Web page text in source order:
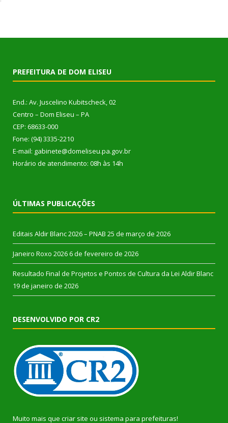
PREFEITURA DE DOM ELISEU
End.: Av. Juscelino Kubitscheck, 02
Centro – Dom Eliseu – PA
CEP: 68633-000
Fone: (94) 3335-2210
E-mail: gabinete@domeliseu.pa.gov.br
Horário de atendimento: 08h às 14h
ÚLTIMAS PUBLICAÇÕES
Editais Aldir Blanc 2026 – PNAB 25 de março de 2026
Janeiro Roxo 2026 6 de fevereiro de 2026
Resultado Final de Projetos e Pontos de Cultura da Lei Aldir Blanc
19 de janeiro de 2026
DESENVOLVIDO POR CR2
Muito mais que criar site ou sistema para prefeituras!